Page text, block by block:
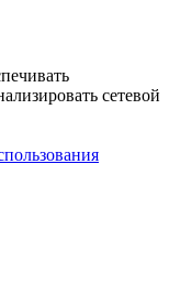
сетевой